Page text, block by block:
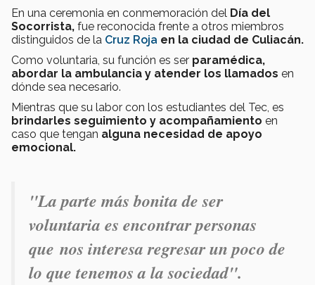
En una ceremonia en conmemoración del Día del
Socorrista, fue reconocida frente a otros miembros
distinguidos de la Cruz Roja en la ciudad de Culiacán.
Como voluntaria, su función es ser paramédica,
abordar la ambulancia y atender los llamados en
dónde sea necesario.
Mientras que su labor con los estudiantes del Tec, es
brindarles seguimiento y acompañamiento en
caso que tengan alguna necesidad de apoyo
emocional.
"La parte más bonita de ser
voluntaria es encontrar personas
que nos interesa regresar un poco de
lo que tenemos a la sociedad".